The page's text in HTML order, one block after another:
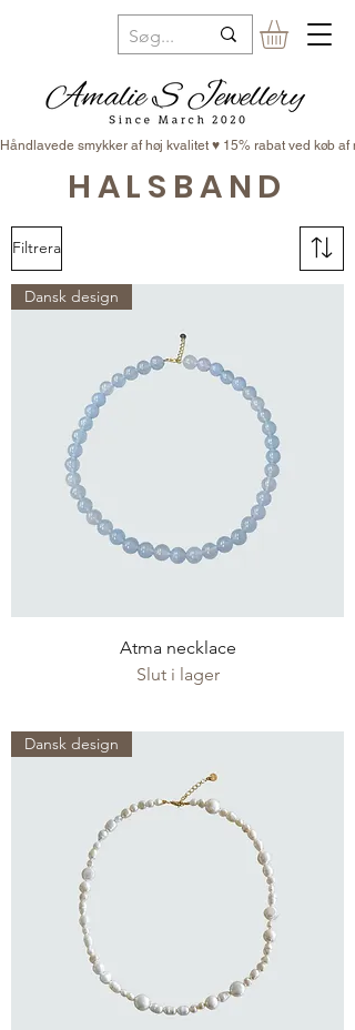
Håndlavede smykker af høj kvalitet ♥ 15% rabat ved køb
HALSBAND
Filtrera
Dansk design
Atma necklace
Slut i lager
Dansk design